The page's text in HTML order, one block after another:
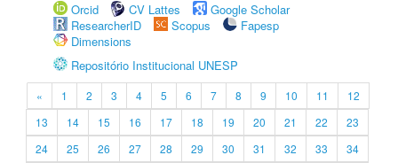
Orcid
CV Lattes
Google Scholar
ResearcherID
Scopus
Fapesp
Dimensions
Repositório Institucional UNESP
« 1 2 3 4 5 6 7 8 9 10 11
12
13
14 15 16 17 18 19 20 21 22
23
24
25 26 27 28 29 30 31 32 33
34